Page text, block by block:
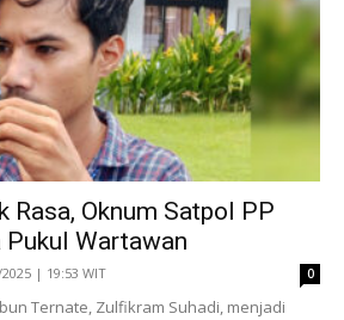
Rasa, Oknum Satpol PP
Wartawan
| 19:53 WIT 0
Ternate, Zulfikram Suhadi, menjadi